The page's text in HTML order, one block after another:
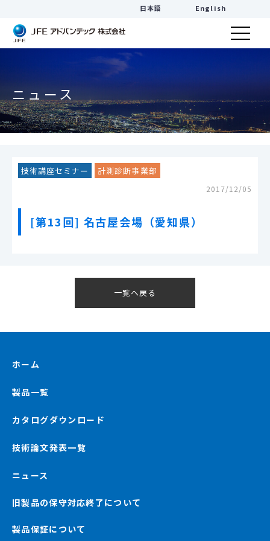
日本語 English
ニュース
技術講座セミナー 計測診断事業部
2017/12/05
[第13回] 名古屋会場（愛知県）
一覧へ戻る
ホーム
製品一覧
カタログダウンロード
技術論文発表一覧
ニュース
旧製品の保守対応終了について
製品保証について